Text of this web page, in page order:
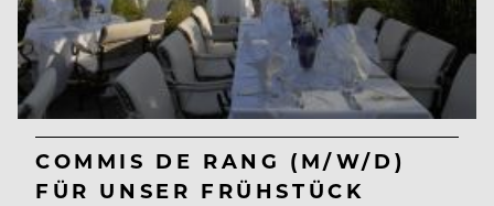
COMMIS DE RANG (M/W/D)
FÜR UNSER FRÜHSTÜCK